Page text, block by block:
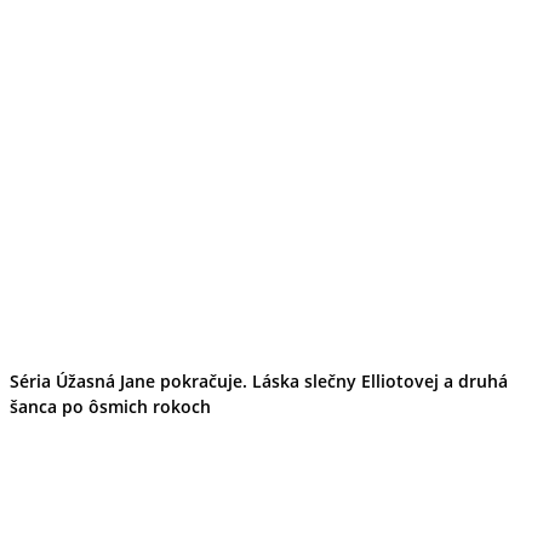
Šport a agroturistika
Školstvo
Séria Úžasná Jane pokračuje. Láska slečny Elliotovej a druhá
šanca po ôsmich rokoch